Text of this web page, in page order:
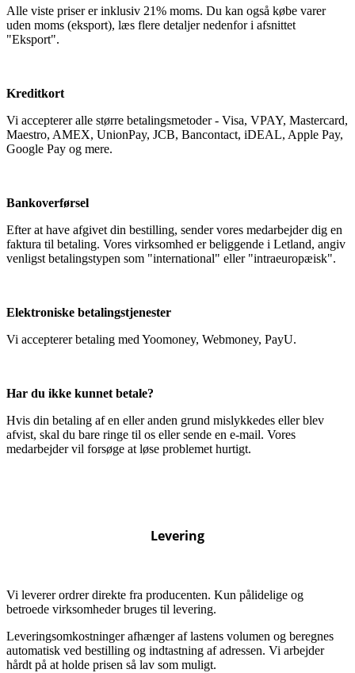
Alle viste priser er inklusiv 21% moms. Du kan også købe varer
uden moms (eksport), læs flere detaljer nedenfor i afsnittet
"Eksport".
Kreditkort
Vi accepterer alle større betalingsmetoder - Visa, VPAY, Mastercard,
Maestro, AMEX, UnionPay, JCB, Bancontact, iDEAL, Apple Pay,
Google Pay og mere.
Bankoverførsel
Efter at have afgivet din bestilling, sender vores medarbejder dig en
faktura til betaling. Vores virksomhed er beliggende i Letland, angiv
venligst betalingstypen som "international" eller "intraeuropæisk".
Elektroniske betalingstjenester
Vi accepterer betaling med Yoomoney, Webmoney, PayU.
Har du ikke kunnet betale?
Hvis din betaling af en eller anden grund mislykkedes eller blev
afvist, skal du bare ringe til os eller sende en e-mail. Vores
medarbejder vil forsøge at løse problemet hurtigt.
Levering
Vi leverer ordrer direkte fra producenten. Kun pålidelige og
betroede virksomheder bruges til levering.
Leveringsomkostninger afhænger af lastens volumen og beregnes
automatisk ved bestilling og indtastning af adressen. Vi arbejder
hårdt på at holde prisen så lav som muligt.